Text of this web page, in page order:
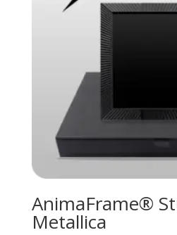
AnimaFrame®
Metallica